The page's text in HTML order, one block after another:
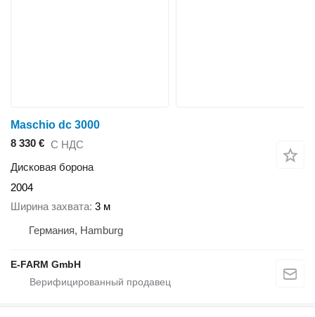
Maschio dc 3000
8 330 € С НДС
Дисковая борона
2004
Ширина захвата 3 м
Германия, Hamburg
E-FARM GmbH